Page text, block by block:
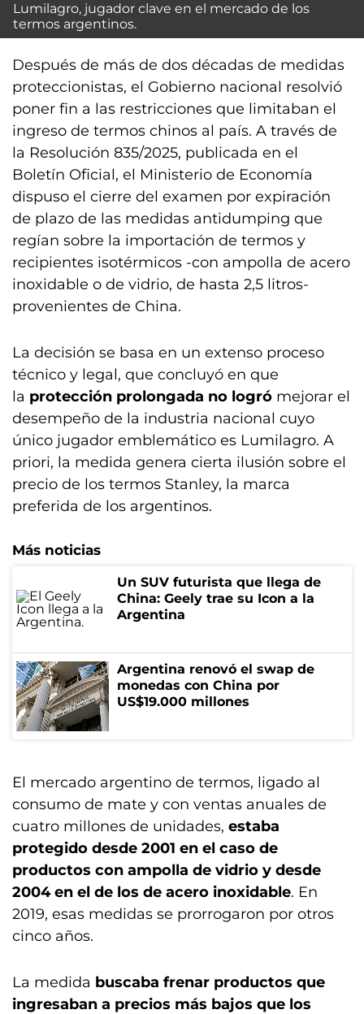
Lumilagro, jugador clave en el mercado de los
termos argentinos.
Después de más de dos décadas de medidas
proteccionistas, el Gobierno nacional resolvió
poner fin a las restricciones que limitaban el
ingreso de termos chinos al país. A través de
la Resolución 835/2025, publicada en el
Boletín Oficial, el Ministerio de Economía
dispuso el cierre del examen por expiración
de plazo de las medidas antidumping que
regían sobre la importación de termos y
recipientes isotérmicos -con ampolla de acero
inoxidable o de vidrio, de hasta 2,5 litros-
provenientes de China.
La decisión se basa en un extenso proceso
técnico y legal, que concluyó en que
la protección prolongada no logró mejorar el
desempeño de la industria nacional cuyo
único jugador emblemático es Lumilagro. A
priori, la medida genera cierta ilusión sobre el
precio de los termos Stanley, la marca
preferida de los argentinos.
Más noticias
Un SUV futurista que llega de
China: Geely trae su Icon a la
Argentina
Argentina renovó el swap de
monedas con China por
US$19.000 millones
El mercado argentino de termos, ligado al
consumo de mate y con ventas anuales de
cuatro millones de unidades, estaba
protegido desde 2001 en el caso de
productos con ampolla de vidrio y desde
2004 en el de los de acero inoxidable. En
2019, esas medidas se prorrogaron por otros
cinco años.
La medida buscaba frenar productos que
ingresaban a precios más bajos que los